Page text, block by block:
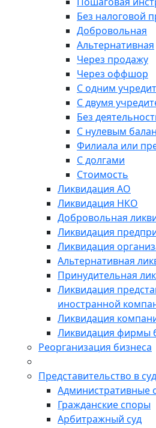
Без налоговой
Добровольная
Альтернативная
Через продажу
Через оффшор
С одним
С двумя
Без
С нулевым
Филиала или
С долгами
Стоимость
Ликвидация АО
Ликвидация НКО
Добровольная
Ликвидация
Ликвидация
Альтернативная
Принудительная
Ликвидация
иностранной
Ликвидация
Ликвидация фирмы
Реорганизация бизнеса
Представительство в
Административные
Гражданские споры
Арбитражный суд